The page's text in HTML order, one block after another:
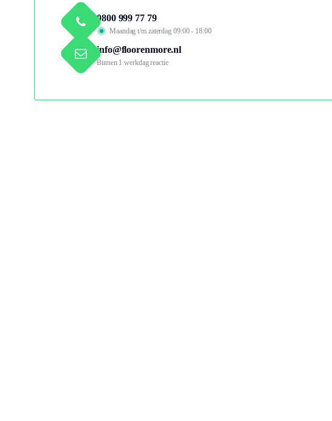
0800 999 77 79
Maandag t/m zaterdag 09:00 - 18:00
info@floorenmore.nl
Binnen 1 werkdag reactie